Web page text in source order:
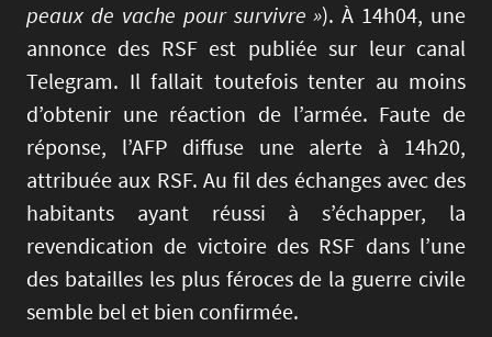
peaux de vache pour survivre »). À 14h04, une
annonce des RSF est publiée sur leur canal
Telegram. Il fallait toutefois tenter au moins
d’obtenir une réaction de l’armée. Faute de
réponse, l’AFP diffuse une alerte à 14h20,
attribuée aux RSF. Au fil des échanges avec des
habitants ayant réussi à s’échapper, la
revendication de victoire des RSF dans l’une
des batailles les plus féroces de la guerre civile
semble bel et bien confirmée.